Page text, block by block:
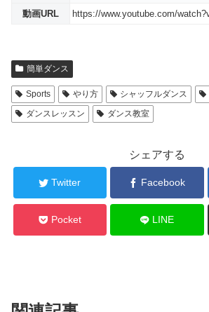
動画URL https://www.youtube.com/
簡単ダンス
Sports やり方 シャッフルダンス
ダンスレッスン
ダンス教室
シェアする
Twitter Facebook
Pocket LINE